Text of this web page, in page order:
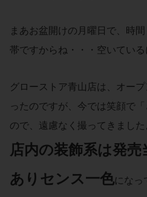
まあお盆開けの月曜日で、時
帯ですからね・・・空いている
グローストア青山店は、オー
ったのですが、今では笑顔で
ので、遠慮なく撮ってきました
店内の装飾系は発
あり センス一色になっ